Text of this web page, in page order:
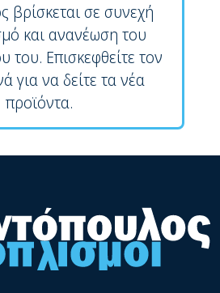
βρίσκεται σε συνεχή
και ανανέωση του
του. Επισκεφθείτε τον
για να δείτε τα νέα
προϊόντα.